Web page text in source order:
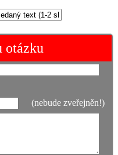
otázku
(nebude zveřejněn!)